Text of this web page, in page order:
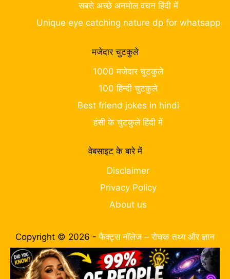
सबसे अच्छे अनमोल वचन हिंदी में
Unique eye catching nature dp for whatsapp
मजेदार चुटकुले
1000 मजेदार चुटकुले
100 हिन्दी चुटकुले
Best friend jokes in hindi
हंसी के चुटकुले हिंदी में
वेबसाइट के बारे में
Disclaimer
Privacy Policy
About us
Copyright © 2026 -फैक्ट्स नॉलेज – रोचक तथ्य और ज्ञान